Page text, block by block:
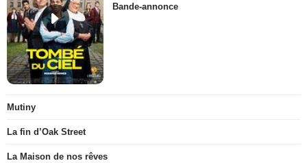
Bande-annonce
Mutiny
La fin d’Oak Street
La Maison de nos rêves